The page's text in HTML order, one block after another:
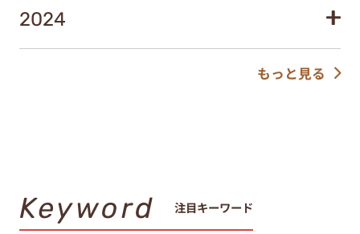
2024
もっと見る
Keyword 注目キーワード